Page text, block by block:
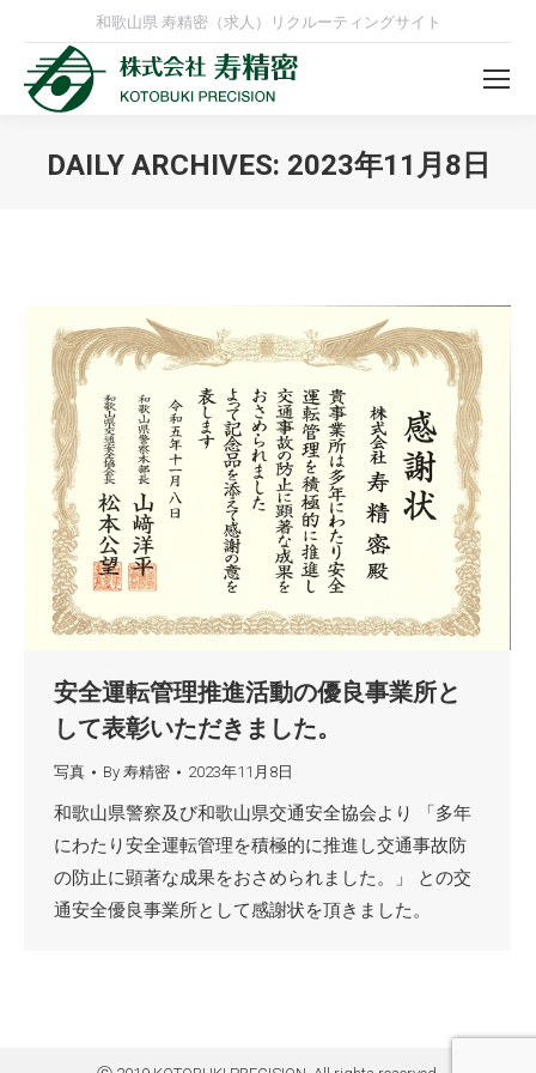
和歌山県 寿精密（求人）リクルーティングサイト
DAILY ARCHIVES: 2023年11月8日
安全運転管理推進活動の優良事業所と
して表彰いただきました。
写真 By 寿精密 2023年11月8日
和歌山県警察及び和歌山県交通安全協会より 「多年
にわたり安全運転管理を積極的に推進し交通事故防
の防止に顕著な成果をおさめられました。」 との交
通安全優良事業所として感謝状を頂きました。